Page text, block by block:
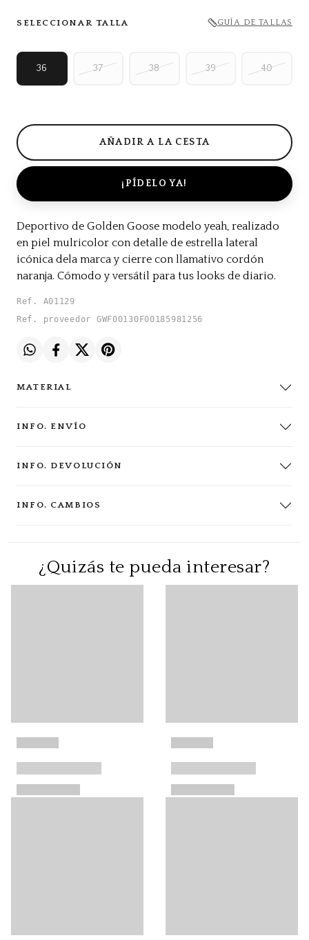
SELECCIONAR TALLA GUÍA DE TALLAS
36 37 38 39 40
¡PÍDELO YA!
Deportivo de Golden Goose modelo yeah, realizado
en piel mulricolor con detalle de estrella lateral
icónica dela marca y cierre con llamativo cordón
naranja. Cómodo y versátil para tus looks de diario.
Ref. A01129
Ref. proveedor GWF00130F00185981256
MATERIAL
INFO. ENVÍO
INFO. DEVOLUCIÓN
INFO. CAMBIOS
¿Quizás te pueda interesar?